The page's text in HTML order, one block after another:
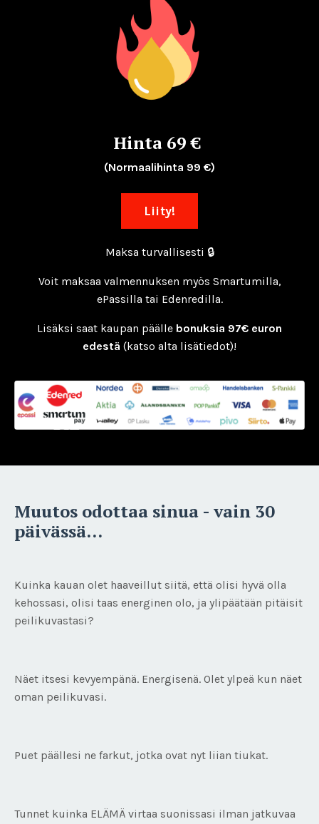
Hinta 69 €
(Normaalihinta 99 €)
Liity!
Maksa turvallisesti 🔒
Voit maksaa valmennuksen myös Smartumilla,
ePassilla tai Edenredilla.
Lisäksi saat kaupan päälle bonuksia 97€ euron
edestä (katso alta lisätiedot)!
Muutos odottaa sinua - vain 30
päivässä...
Kuinka kauan olet haaveillut siitä, että olisi hyvä olla
kehossasi, olisi taas energinen olo, ja ylipäätään pitäisit
peilikuvastasi?
Näet itsesi kevyempänä. Energisenä. Olet ylpeä kun näet
oman peilikuvasi.
Puet päällesi ne farkut, jotka ovat nyt liian tiukat.
Tunnet kuinka ELÄMÄ virtaa suonissasi ilman jatkuvaa